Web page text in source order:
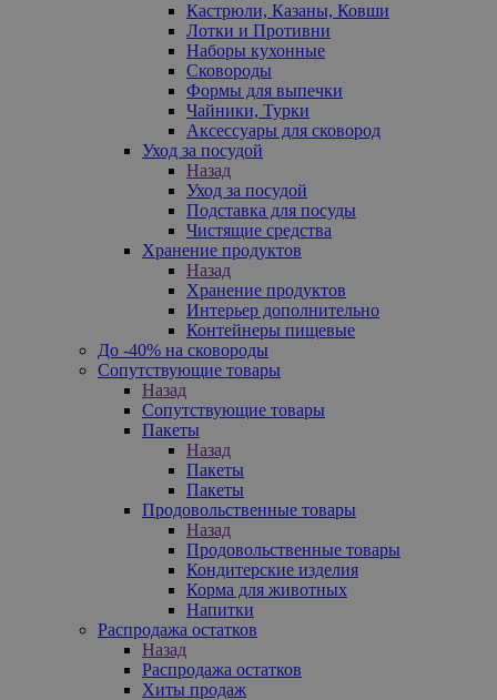
Кастрюли, Казаны, Ковши
Лотки и Противни
Наборы кухонные
Сковороды
Формы для выпечки
Чайники, Турки
Аксессуары для сковород
Уход за посудой
Назад
Уход за посудой
Подставка для посуды
Чистящие средства
Хранение продуктов
Назад
Хранение продуктов
Интерьер дополнительно
Контейнеры пищевые
До -40% на сковороды
Сопутствующие товары
Назад
Сопутствующие товары
Пакеты
Назад
Пакеты
Пакеты
Продовольственные товары
Назад
Продовольственные товары
Кондитерские изделия
Корма для животных
Напитки
Распродажа остатков
Назад
Распродажа остатков
Хиты продаж